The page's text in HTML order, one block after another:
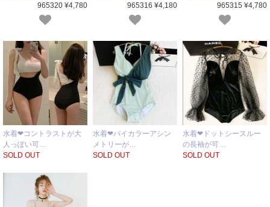
965320 ¥4,780
965316 ¥4,180
965315 ¥4,780
水着❤コントラストが大
人っぽい可…
SOLD OUT
水着❤バイカラーアシン
メトリーが…
SOLD OUT
水着❤ドットシースルー
の長袖が可…
SOLD OUT